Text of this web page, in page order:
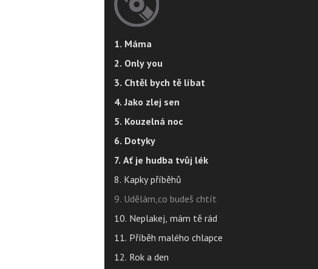
1. Máma
2. Only you
3. Chtěl bych tě líbat
4. Jako zlej sen
5. Kouzelná noc
6. Dotyky
7. Ať je hudba tvůj lék
8. Kapky příběhů
9. Udělám,co budeš chtít
10. Neplakej, mám tě rád
11. Příběh malého chlapce
12. Rok a den